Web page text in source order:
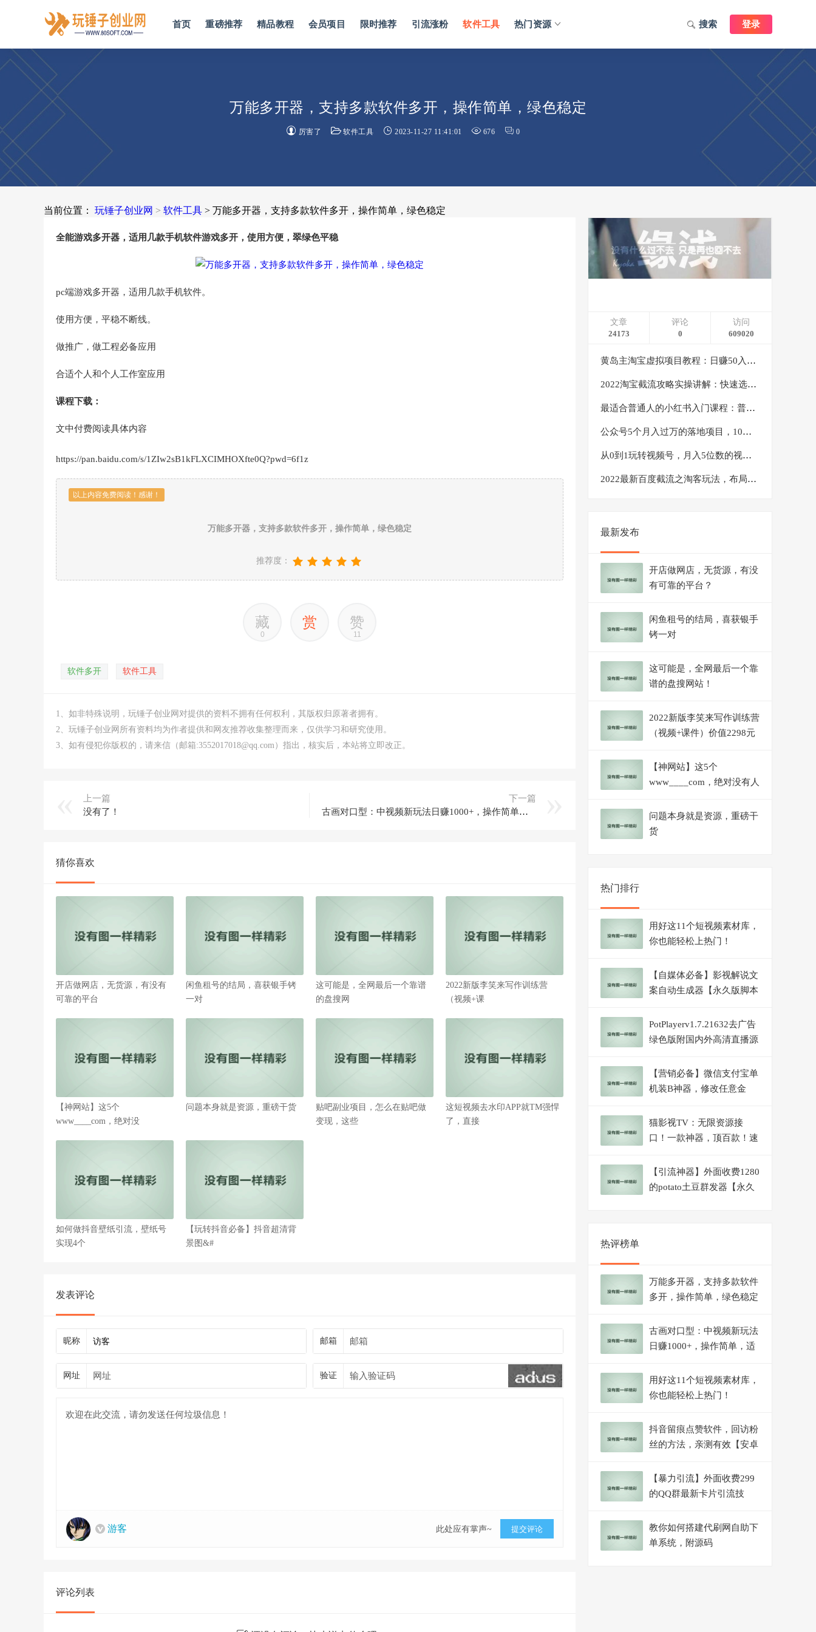
首页 重磅推荐 精品教程 会员项目 限时推荐 引流涨粉 软件工具 热门资源 登录
搜索
万能多开器，支持多款软件多开，操作简单，绿色稳定
厉害了 软件工具 2023-11-27 11:41:01 676 0
当前位置： 玩锤子创业网 > 软件工具 > 万能多开器，支持多款软件多开，操作简单，绿色稳定
全能游戏多开器，适用几款手机软件游戏多开，使用方便，翠绿色平稳
pc端游戏多开器，适用几款手机软件。
使用方便，平稳不断线。
做推广，做工程必备应用
合适个人和个人工作室应用
课程下载：
文中付费阅读具体内容
https://pan.baidu.com/s/1ZIw2sB1kFLXCIMHOXfte0Q?pwd=6f1z
以上内容免费阅读！感谢！
万能多开器，支持多款软件多开，操作简单，绿色稳定
推荐度：
藏
0
赏 赞
11
软件多开 软件工具
1、如非特殊说明，玩锤子创业网对提供的资料不拥有任何权利，其版权归原著者拥有。
2、玩锤子创业网所有资料均为作者提供和网友推荐收集整理而来，仅供学习和研究使用。
3、如有侵犯你版权的，请来信（邮箱:3552017018@qq.com）指出，核实后，本站将立即改正。
上一篇
没有了！
下一篇
古画对口型：中视频新玩法日赚1000+，操作简单，适合新手！
猜你喜欢
开店做网店，无货源，有没有
可靠的平台
闲鱼租号的结局，喜获银手铐
一对
这可能是，全网最后一个靠谱
的盘搜网
2022新版李笑来写作训练营
（视频+课
【神网站】这5个
www____com，绝对没
问题本身就是资源，重磅干货
贴吧副业项目，怎么在贴吧做
变现，这些
这短视频去水印APP就TM强悍
了，直接
如何做抖音壁纸引流，壁纸号
实现4个
【玩转抖音必备】抖音超清背
景图&#
发表评论
昵称 邮箱
网址 验证
游客 此处应有掌声~ 提交评论
评论列表
文章
24173
评论
0
访问
609020
黄岛主淘宝虚拟项目教程：日赚50入门基础班（两节课附配套资料）
2022淘宝截流攻略实操讲解：快速选品+直接复制+快速起店
最适合普通人的小红书入门课程：普通人如何通过做小红书年入50万
公众号5个月入过万的落地项目，10大获客渠道，实测涨粉21万
从0到1玩转视频号，月入5位数的视频号搬运项目，定位+选品+制作+变现全流程
2022最新百度截流之淘客玩法，布局流量一单利润可达300+【视频课程】
最新发布
开店做网店，无货源，有没
有可靠的平台？
闲鱼租号的结局，喜获银手
铐一对
这可能是，全网最后一个靠
谱的盘搜网站！
2022新版李笑来写作训练营
（视频+课件）价值2298元
【神网站】这5个
www____com，绝对没有人
问题本身就是资源，重磅干
货
热门排行
用好这11个短视频素材库，
你也能轻松上热门！
【自媒体必备】影视解说文
案自动生成器【永久版脚本
PotPlayerv1.7.21632去广告
绿色版附国内外高清直播源
【营销必备】微信支付宝单
机装B神器，修改任意金
猫影视TV：无限资源接
口！一款神器，顶百款！速
【引流神器】外面收费1280
的potato土豆群发器【永久
热评榜单
万能多开器，支持多款软件
多开，操作简单，绿色稳定
古画对口型：中视频新玩法
日赚1000+，操作简单，适
用好这11个短视频素材库，
你也能轻松上热门！
抖音留痕点赞软件，回访粉
丝的方法，亲测有效【安卓
【暴力引流】外面收费299
的QQ群最新卡片引流技
+详细教程】
教你如何搭建代刷网自助下
单系统，附源码